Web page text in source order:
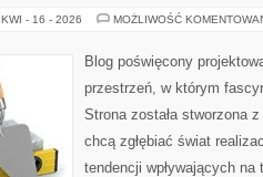
KWI - 16 - 2026 MOŻLIWOŚĆ
Blog poświęcony
przestrzeń, w którym
Strona została stworzona
chcą zgłębiać świat
tendencji wpływających